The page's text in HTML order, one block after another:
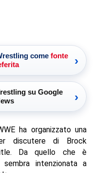
come fonte
›
su Google
›
ha organizzato una
discutere di Brock
Da quello che è
intenzionata a